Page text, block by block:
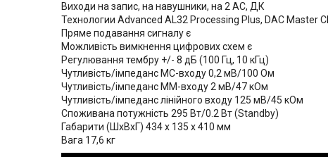
Виходи на запис, на навушники, на 2 АС, ДК
Технологии Advanced AL32 Processing Plus, DAC Master
Пряме подавання сигналу є
Можливість вимкнення цифрових схем є
Регулювання тембру +/- 8 дБ (100 Гц, 10 кГц)
Чутливість/імпеданс MC-входу 0,2 мВ/100 Ом
Чутливість/імпеданс MM-входу 2 мВ/47 кОм
Чутливість/імпеданс лінійного входу 125 мВ/45 кОм
Споживана потужність 295 Вт/0.2 Вт (Standby)
Габарити (ШхВхГ) 434 x 135 x 410 мм
Вага 17,6 кг